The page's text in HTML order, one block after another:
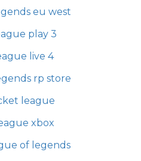
eu west
play 3
live 4
rp store
league
xbox
of legends